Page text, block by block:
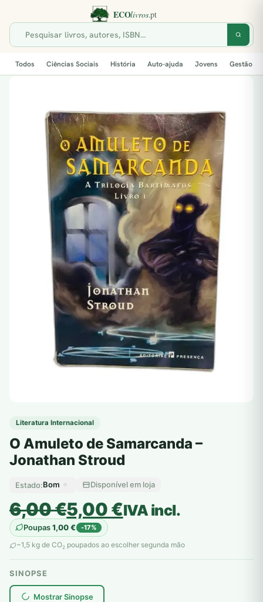
Todos Ciências Sociais História Auto-ajuda Jovens Gestão
Literatura Internacional
O Amuleto de Samarcanda –
Jonathan Stroud
Estado:Bom Disponível em loja
6,00€
O
preço
original
era:
6,00 €.
5,00€
O
preço
atual
é:
5,00 €.
IVA incl.
Poupas1,00€ -17%
~1,5 kg de CO2 poupados ao escolher segunda mão
SINOPSE
Mostrar Sinopse
plantar árvores reais